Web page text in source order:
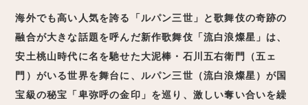
海外でも高い人気を誇る「ルパン三世」と歌舞伎の奇跡の
融合が大きな話題を呼んだ新作歌舞伎「流白浪燦星」は、
安土桃山時代に名を馳せた大泥棒・石川五右衛門（五ェ
門）がいる世界を舞台に、ルパン三世（流白浪燦星）が国
宝級の秘宝「卑弥呼の金印」を巡り、激しい奪い合いを繰